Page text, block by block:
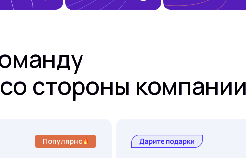
со стороны компании
Популярно